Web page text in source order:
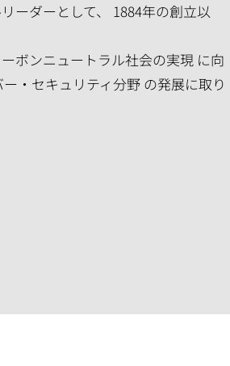
ーダーとして、 1884年の創立以
ボンニュートラル社会の実現 に向
・セキュリティ分野 の発展に取り